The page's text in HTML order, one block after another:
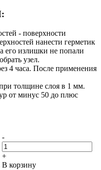
- поверхности
нанести герметик
его излишки не попали
узел.
4 часа. После применения
толщине слоя в 1 мм.
от минус 50 до плюс
-
+
В корзину